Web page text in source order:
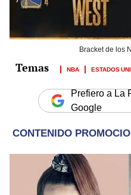
Bracket de los
NBA ESTADOS
Prefiero a La
Google